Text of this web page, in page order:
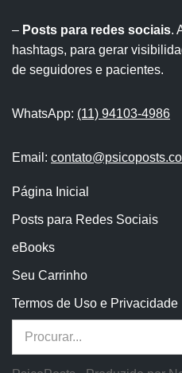
– Posts para redes sociais.
hashtags, para gerar
de seguidores e pacientes.
WhatsApp: (11) 94103-4986
Email:
Página Inicial
Posts para Redes Sociais
eBooks
Seu Carrinho
Termos de Uso e Privacidade